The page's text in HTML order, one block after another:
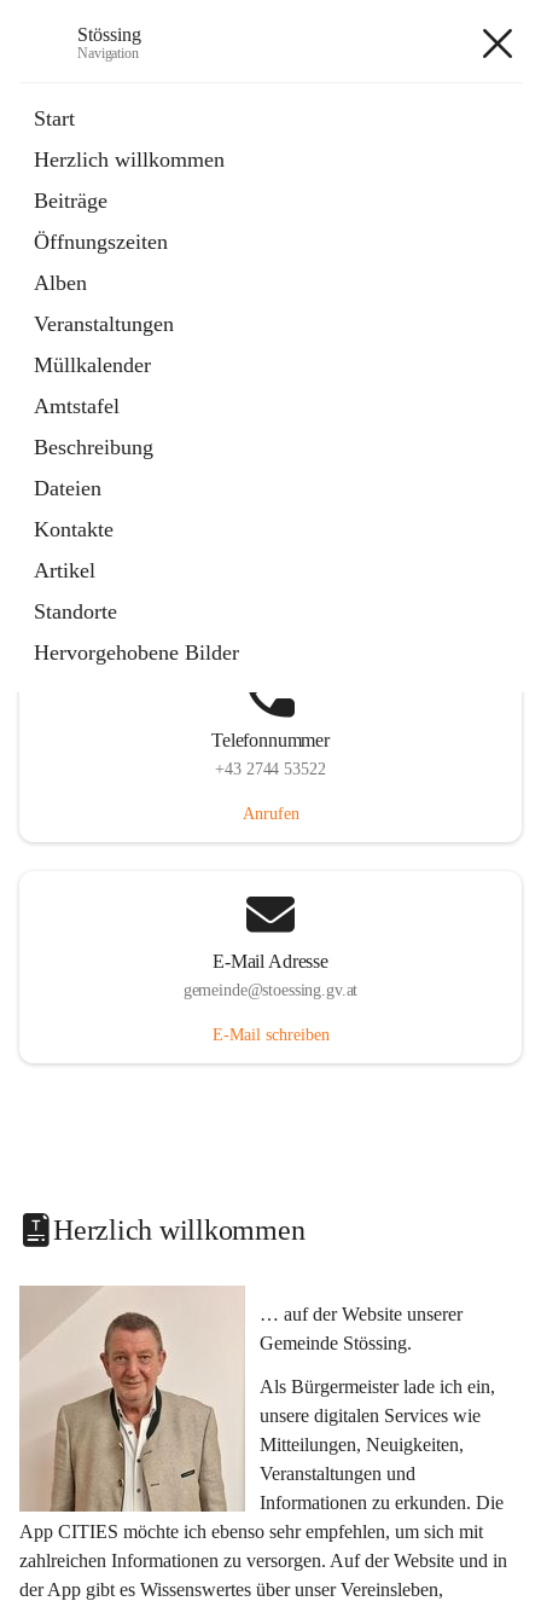
Stössing
Navigation
Start
Herzlich willkommen
Beiträge
Öffnungszeiten
Alben
Veranstaltungen
Müllkalender
Amtstafel
Beschreibung
Dateien
Kontakte
Artikel
Standorte
Hervorgehobene Bilder
Datei
in
Tab
Kindergarten
öffnet
in
neuem
Tab
Telefonnummer
+43 2744 53522
Anrufen
E-Mail Adresse
gemeinde@stoessing.gv.at
E-Mail schreiben
Herzlich willkommen
… auf der Website unserer
Gemeinde Stössing.
Als Bürgermeister lade ich ein,
unsere digitalen Services wie
Mitteilungen, Neuigkeiten,
Veranstaltungen und
Informationen zu erkunden. Die
App CITIES möchte ich ebenso sehr empfehlen, um sich mit
zahlreichen Informationen zu versorgen. Auf der Website und in
der App gibt es Wissenswertes über unser Vereinsleben,